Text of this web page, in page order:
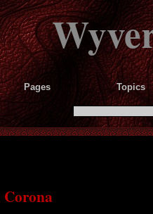
Pages Topics
Corona